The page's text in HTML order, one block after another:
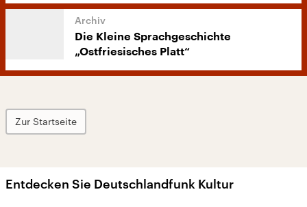
Die Kleine Sprachgeschichte
„Ostfriesisches Platt“
Zur Startseite
Entdecken Sie Deutschlandfunk Kultur